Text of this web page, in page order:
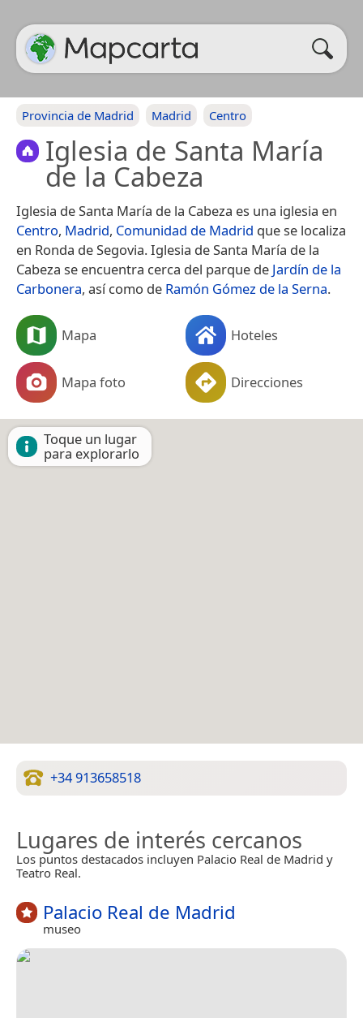
Provincia de Madrid Madrid Centro
Iglesia de Santa María
de la Cabeza
Iglesia de Santa María de la Cabeza es una iglesia en
Centro, Madrid, Comunidad de Madrid que se localiza
en Ronda de Segovia. Iglesia de Santa María de la
Cabeza se encuentra cerca del parque de Jardín de la
Carbonera, así como de Ramón Gómez de la Serna.
Mapa Hoteles
Mapa foto Direcciones
Toque un lugar
para explorarlo
+34 913658518
Lugares de interés cercanos
Los puntos destacados incluyen Palacio Real de Madrid y
Teatro Real.
Palacio Real de Madrid
museo